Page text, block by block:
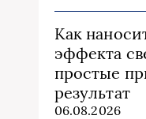
Как
эффекта
простые
результат
06.08.2026